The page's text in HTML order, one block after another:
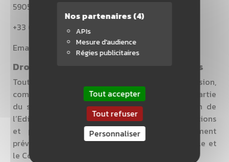
Nos partenaires(4)
APIs
Mesure d'audience
Régies publicitaires
Tout accepter
Tout refuser
Personnaliser
59053 ROUBAIX Cedex 1, France
+33 (0)8 203 203 63
Email : support@ovh.com
Droit d'auteurs et droits de reproductions
Toute utilisation, reproduction, diffusion,
commercialisation, modification de toute ou partie
du site www.elynor-sport.com, sans autorisation de
l’Editeur est prohibée et pourra entraînée des actions
et poursuites judiciaires telles que notamment
prévues par le Code de la propriété intellectuelle et
le Code civil. SAS